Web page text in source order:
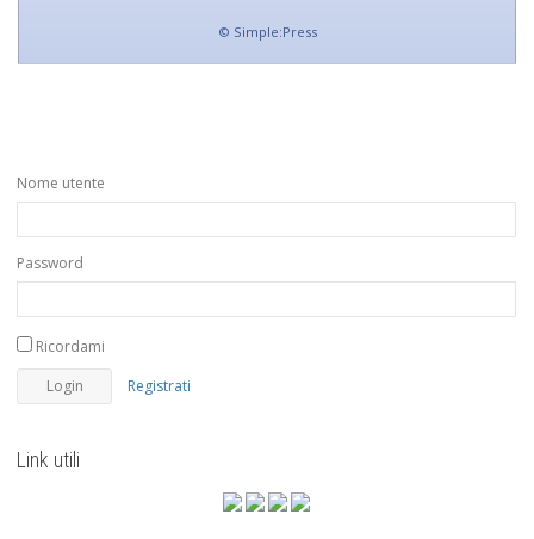
© Simple:Press
Nome utente
Password
Ricordami
Registrati
Link utili